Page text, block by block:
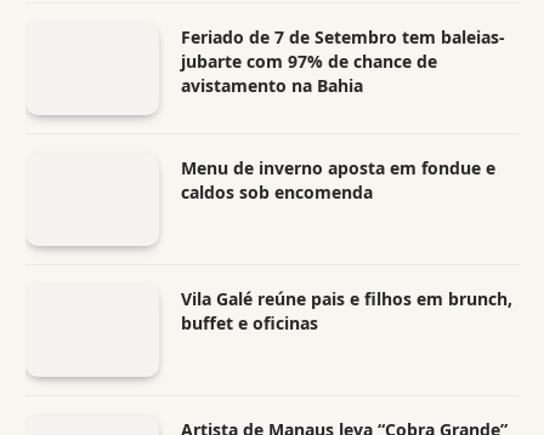
Feriado de 7 de Setembro tem baleias-
jubarte com 97% de chance de
avistamento na Bahia
Menu de inverno aposta em fondue e
caldos sob encomenda
Vila Galé reúne pais e filhos em brunch,
buffet e oficinas
Artista de Manaus leva “Cobra Grande”